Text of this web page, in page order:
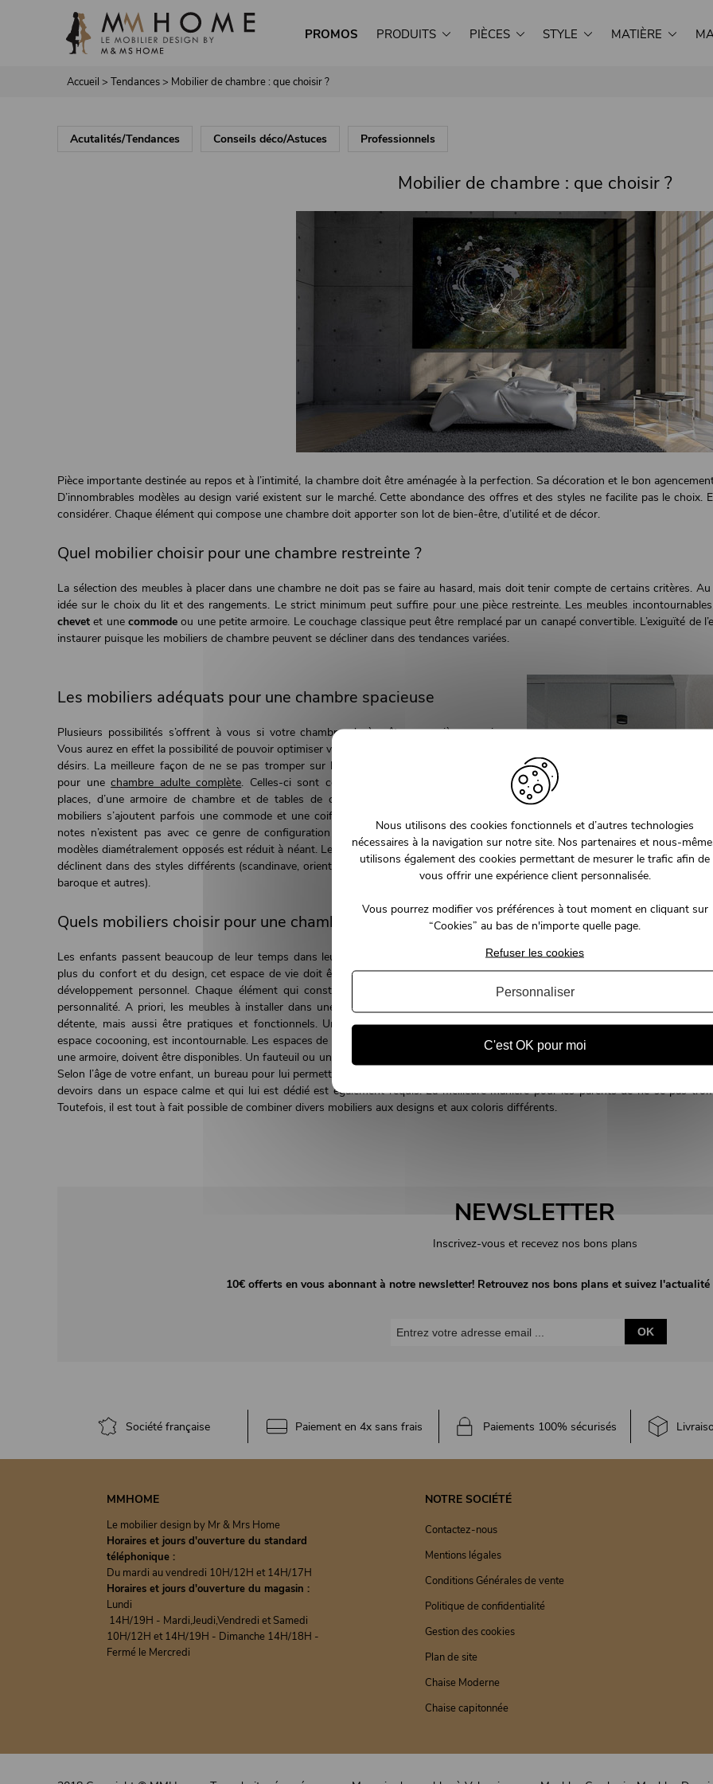
PROMOS PRODUITS PIÈCES STYLE MATIÈRE
Accueil > Tendances> Mobilier de chambre : que choisir ?
Acutalités/Tendances Conseils déco/Astuces Professionnels
Mobilier de chambre : que choisir ?
Pièce importante destinée au repos et à l’intimité, la chambre doit être aménagée à la perfection. Sa décoration et le bon
D’innombrables modèles au design varié existent sur le marché. Cette abondance des offres et des styles ne facilite pas le
considérer. Chaque élément qui compose une chambre doit apporter son lot de bien-être, d’utilité et de décor.
Quel mobilier choisir pour une chambre restreinte ?
La sélection des meubles à placer dans une chambre ne doit pas se faire au hasard, mais doit tenir compte de certains critères.
idée sur le choix du lit et des rangements. Le strict minimum peut suffire pour une pièce restreinte. Les meubles
chevet et unecommode ou une petite armoire. Le couchage classique peut être remplacé par un canapé convertible. L’exiguïté de
instaurer puisque les mobiliers de chambre peuvent se décliner dans des tendances variées.
Les mobiliers adéquats pour une chambre spacieuse
Plusieurs possibilités s’offrent à vous si votre chambre s'avère être une pièce spacieuse.
Vous aurez en effet la possibilité de pouvoir optimiser votre espace et de le décorer selon vos
désirs. La meilleure façon de ne se pas tromper sur l’association des meubles est d’opter
pour unechambre adulte complète. Celles-ci sont composées essentiellement d’un lit 2
places, d’une armoire de chambre et de tables de chevet (une de chaque côté). À ces
mobiliers s’ajoutent parfois une commode et une coiffeuse avec un tabouret. Les fausses
notes n’existent pas avec ce genre de configuration puisque le risque de combiner des
modèles diamétralement opposés est réduit à néant. Les chambres complètes pour adulte se
déclinent dans des styles différents (scandinave, oriental, moderne, contemporain, industriel,
baroque et autres).
Quels mobiliers choisir pour une chambre d’enfant ?
Les enfants passent beaucoup de leur temps dans leur chambre, une fois à la maison. En
plus du confort et du design, cet espace de vie doit être aménagé de façon à stimuler leur
développement personnel. Chaque élément qui constitue cette pièce a un impact sur sa
personnalité. A priori, les meubles à installer dans une
chambre enfant
détente, mais aussi être pratiques et fonctionnels. Un lit enfant, douillet pour rendre cet
espace cocooning, est incontournable. Les espaces de rangement, comme une commode ou
une armoire, doivent être disponibles. Un fauteuil ou une chaise pour le border peut être utile.
Selon l’âge de votre enfant, un bureau pour lui permettre d'apprendre ses leçons et faire ses
devoirs dans un espace calme et qui lui est dédié est également requis. La meilleure manière pour les parents de ne se pas
Toutefois, il est tout à fait possible de combiner divers mobiliers aux designs et aux coloris différents.
NEWSLETTER
Inscrivez-vous et recevez nos bons plans
10€ offerts en vous abonnant à notre newsletter! Retrouvez nos bons plans et suivez l'actualité
OK
Société française Paiement en 4x sans frais Paiements 100% sécurisés
MMHOME
Le mobilier design by Mr & Mrs Home
Horaires et jours d'ouverture du standard
téléphonique :
Du mardi au vendredi 10H/12H et 14H/17H
Horaires et jours d'ouverture du magasin :
Lundi
14H/19H - Mardi,Jeudi,Vendredi et Samedi
10H/12H et 14H/19H - Dimanche 14H/18H -
Fermé le Mercredi
NOTRE SOCIÉTÉ
Contactez-nous
Mentions légales
Conditions Générales de vente
Politique de confidentialité
Gestion des cookies
Plan de site
Chaise Moderne
Chaise capitonnée
Panneau de gestion des cookies
Nous utilisons des cookies fonctionnels et d’autres technologies
nécessaires à la navigation sur notre site. Nos partenaires et nous-
utilisons également des cookies permettant de mesurer le trafic afin de
vous offrir une expérience client personnalisée.
Vous pourrez modifier vos préférences à tout moment en cliquant sur
“Cookies” au bas de n'importe quelle page.
C'est OK pour moi
Refuser les cookies
Personnaliser